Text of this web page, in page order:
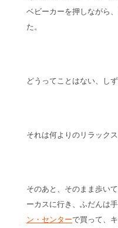
ベビーカーを押しながら
た。
どうってことはない、しず
それは何よりのリラックス
そのあと、そのまま歩い
ーカスに行き、ふだんは
ン・センターで買って、